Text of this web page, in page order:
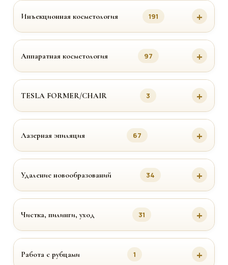
Инъекционная косметология 191
Аппаратная косметология 97
TESLA FORMER/CHAIR 3
Лазерная эпиляция 67
Удаление новообразований 34
Чистка, пилинги, уход 31
Работа с рубцами 1